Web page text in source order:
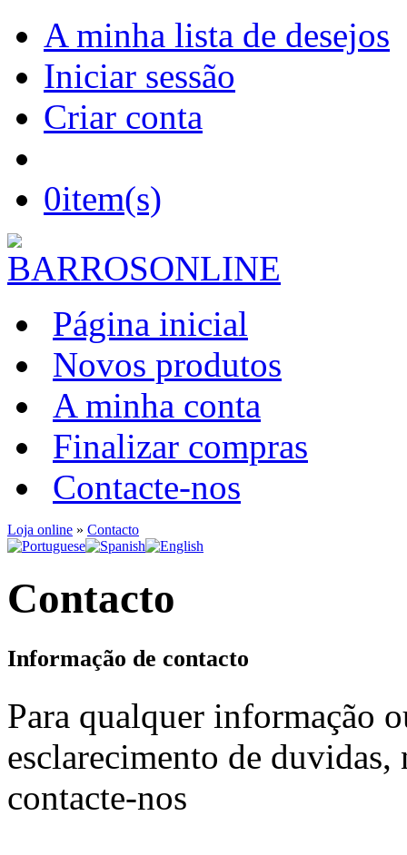
A minha lista de desejos
Iniciar sessão
Criar conta
0item(s)
Página inicial
Novos produtos
A minha conta
Finalizar compras
Contacte-nos
Loja online » Contacto
Contacto
Informação de contacto
Para qualquer informação
esclarecimento de duvidas,
contacte-nos